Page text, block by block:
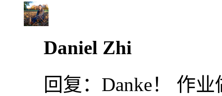
Daniel Zhi
回复： Danke！ 作